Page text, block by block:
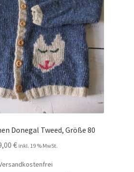
Donegal Tweed, Größe 80
€ inkl. 19 % MwSt.